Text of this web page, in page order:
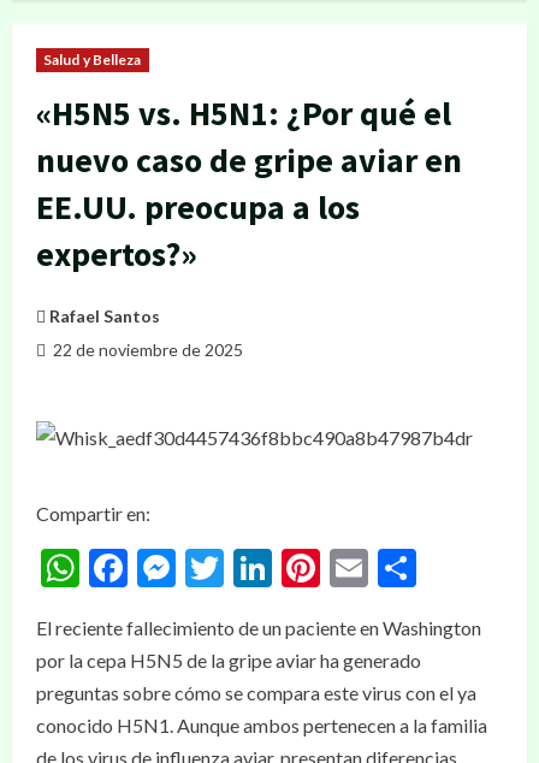
Salud y Belleza
«H5N5 vs. H5N1: ¿Por qué el
nuevo caso de gripe aviar en
EE.UU. preocupa a los
expertos?»
Rafael Santos
22 de noviembre de 2025
Compartir en:
WhatsApp
Facebook
Messenger
Twitter
LinkedIn
Pinterest
Email
El reciente fallecimiento de un paciente en Washington
por la cepa H5N5 de la gripe aviar ha generado
preguntas sobre cómo se compara este virus con el ya
conocido H5N1. Aunque ambos pertenecen a la familia
de los virus de influenza aviar, presentan diferencias